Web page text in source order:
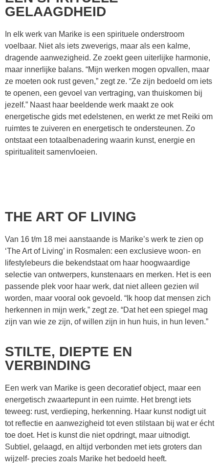
GELAAGDHEID
In elk werk van Marike is een spirituele onderstroom
voelbaar. Niet als iets zweverigs, maar als een kalme,
dragende aanwezigheid. Ze zoekt geen uiterlijke harmonie,
maar innerlijke balans. “Mijn werken mogen opvallen, maar
ze moeten ook rust geven,” zegt ze. “Ze zijn bedoeld om iets
te openen, een gevoel van vertraging, van thuiskomen bij
jezelf.” Naast haar beeldende werk maakt ze ook
energetische gids met edelstenen, en werkt ze met Reiki om
ruimtes te zuiveren en energetisch te ondersteunen. Zo
ontstaat een totaalbenadering waarin kunst, energie en
spiritualiteit samenvloeien.
THE ART OF LIVING
Van 16 t/m 18 mei aanstaande is Marike’s werk te zien op
‘The Art of Living’ in Rosmalen: een exclusieve woon- en
lifestylebeurs die bekendstaat om haar hoogwaardige
selectie van ontwerpers, kunstenaars en merken. Het is een
passende plek voor haar werk, dat niet alleen gezien wil
worden, maar vooral ook gevoeld. “Ik hoop dat mensen zich
herkennen in mijn werk,” zegt ze. “Dat het een spiegel mag
zijn van wie ze zijn, of willen zijn in hun huis, in hun leven.”
STILTE, DIEPTE EN
VERBINDING
Een werk van Marike is geen decoratief object, maar een
energetisch zwaartepunt in een ruimte. Het brengt iets
teweeg: rust, verdieping, herkenning. Haar kunst nodigt uit
tot reflectie en aanwezigheid tot even stilstaan bij wat er écht
toe doet. Het is kunst die niet opdringt, maar uitnodigt.
Subtiel, gelaagd, en altijd verbonden met iets groters dan
wijzelf- precies zoals Marike het bedoeld heeft.